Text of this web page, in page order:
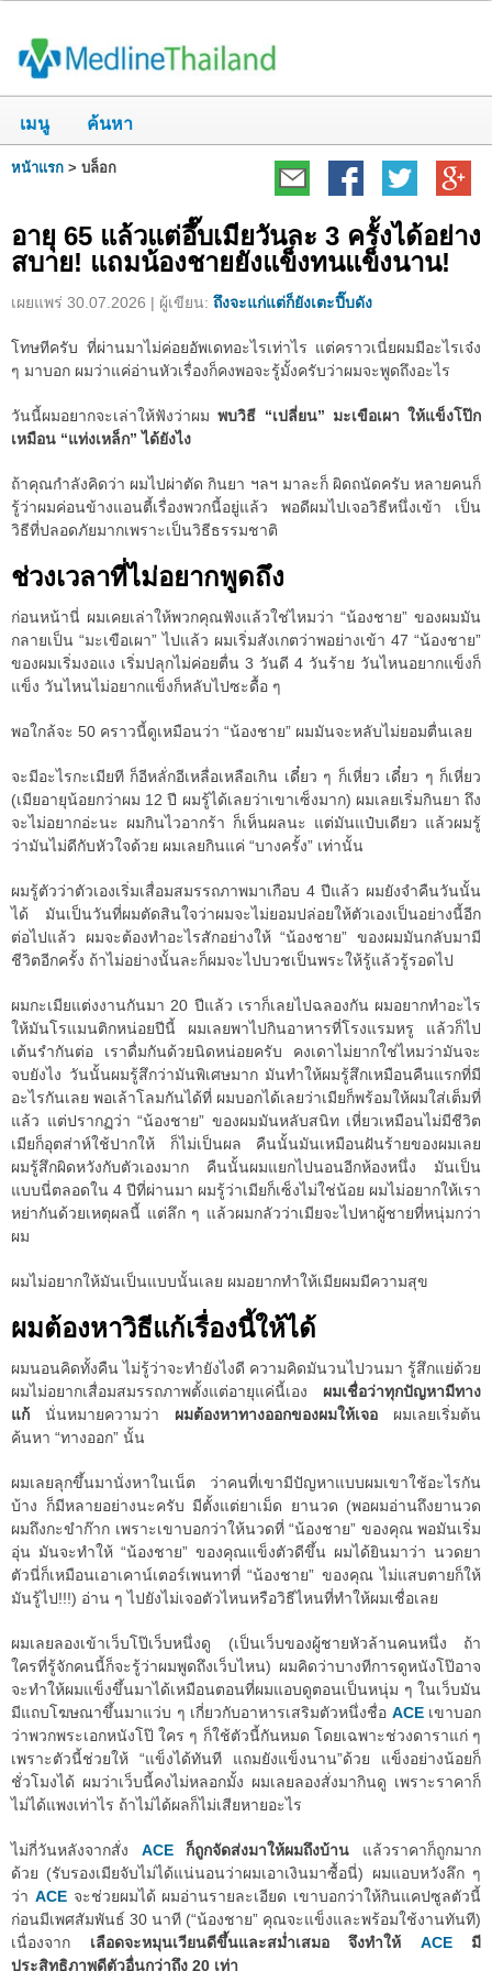
เมนู ค้นหา
หน้าแรก > บล็อก
อายุ 65 แล้วแต่อึ๊บเมียวันละ 3 ครั้งได้อย่าง
สบาย! แถมน้องชายยังแข็งทนแข็งนาน!
เผยแพร่ 30.07.2026 | ผู้เขียน: ถึงจะแก่แต่ก็ยังเตะปี๊บดัง
โทษทีครับ ที่ผ่านมาไม่ค่อยอัพเดทอะไรเท่าไร แต่คราวเนี่ยผมมีอะไรเจ๋ง
ๆ มาบอก ผมว่าแค่อ่านหัวเรื่องก็คงพอจะรู้มั้งครับว่าผมจะพูดถึงอะไร
วันนี้ผมอยากจะเล่าให้ฟังว่าผมพบวิธี “เปลี่ยน” มะเขือเผา ให้แข็งโป๊ก
เหมือน “แท่งเหล็ก” ได้ยังไง
ถ้าคุณกำลังคิดว่า ผมไปผ่าตัด กินยา ฯลฯ มาละก็ ผิดถนัดครับ หลายคนก็
รู้ว่าผมค่อนข้างแอนตี้เรื่องพวกนี้อยู่แล้ว พอดีผมไปเจอวิธีหนึ่งเข้า เป็น
วิธีที่ปลอดภัยมากเพราะเป็นวิธีธรรมชาติ
ช่วงเวลาที่ไม่อยากพูดถึง
ก่อนหน้านี่ ผมเคยเล่าให้พวกคุณฟังแล้วใช่ไหมว่า “น้องชาย” ของผมมัน
กลายเป็น “มะเขือเผา” ไปแล้ว ผมเริ่มสังเกตว่าพอย่างเข้า 47 “น้องชาย”
ของผมเริ่มงอแง เริ่มปลุกไม่ค่อยตื่น 3 วันดี 4 วันร้าย วันไหนอยากแข็งก็
แข็ง วันไหนไม่อยากแข็งก็หลับไปซะดื้อ ๆ
พอใกล้จะ 50 คราวนี้ดูเหมือนว่า “น้องชาย” ผมมันจะหลับไม่ยอมตื่นเลย
จะมีอะไรกะเมียที ก็อีหลั่กอีเหลื่อเหลือเกิน เดี๋ยว ๆ ก็เหี่ยว เดี๋ยว ๆ ก็เหี่ยว
(เมียอายุน้อยกว่าผม 12 ปี ผมรู้ได้เลยว่าเขาเซ็งมาก) ผมเลยเริ่มกินยา ถึง
จะไม่อยากอ่ะนะ ผมกินไวอากร้า ก็เห็นผลนะ แต่มันแป๋บเดียว แล้วผมรู้
ว่ามันไม่ดีกับหัวใจด้วย ผมเลยกินแค่ “บางครั้ง” เท่านั้น
ผมรู้ตัวว่าตัวเองเริ่มเสื่อมสมรรถภาพมาเกือบ 4 ปีแล้ว ผมยังจำคืนวันนั้น
ได้ มันเป็นวันที่ผมตัดสินใจว่าผมจะไม่ยอมปล่อยให้ตัวเองเป็นอย่างนี้อีก
ต่อไปแล้ว ผมจะต้องทำอะไรสักอย่างให้ “น้องชาย” ของผมมันกลับมามี
ชีวิตอีกครั้ง ถ้าไม่อย่างนั้นละก็ผมจะไปบวชเป็นพระให้รู้แล้วรู้รอดไป
ผมกะเมียแต่งงานกันมา 20 ปีแล้ว เราก็เลยไปฉลองกัน ผมอยากทำอะไร
ให้มันโรแมนติกหน่อยปีนี้ ผมเลยพาไปกินอาหารที่โรงแรมหรู แล้วก็ไป
เต้นรำกันต่อ เราดื่มกันด้วยนิดหน่อยครับ คงเดาไม่ยากใช่ไหมว่ามันจะ
จบยังไง วันนั้นผมรู้สึกว่ามันพิเศษมาก มันทำให้ผมรู้สึกเหมือนคืนแรกที่มี
อะไรกันเลย พอเล้าโลมกันได้ที่ ผมบอกได้เลยว่าเมียก็พร้อมให้ผมใส่เต็มที่
แล้ว แต่ปรากฏว่า “น้องชาย” ของผมมันหลับสนิท เหี่ยวเหมือนไม่มีชีวิต
เมียก็อุตส่าห์ใช้ปากให้ ก็ไม่เป็นผล คืนนั้นมันเหมือนฝันร้ายของผมเลย
ผมรู้สึกผิดหวังกับตัวเองมาก คืนนั้นผมแยกไปนอนอีกห้องหนึ่ง มันเป็น
แบบนี่ตลอดใน 4 ปีที่ผ่านมา ผมรู้ว่าเมียก็เซ็งไม่ใช่น้อย ผมไม่อยากให้เรา
หย่ากันด้วยเหตุผลนี้ แต่ลึก ๆ แล้วผมกลัวว่าเมียจะไปหาผู้ชายที่หนุ่มกว่า
ผม
ผมไม่อยากให้มันเป็นแบบนั้นเลย ผมอยากทำให้เมียผมมีความสุข
ผมต้องหาวิธีแก้เรื่องนี้ให้ได้
ผมนอนคิดทั้งคืน ไม่รู้ว่าจะทำยังไงดี ความคิดมันวนไปวนมา รู้สึกแย่ด้วย
ผมไม่อยากเสื่อมสมรรถภาพตั้งแต่อายุแค่นี้เอง ผมเชื่อว่าทุกปัญหามีทาง
แก้ นั่นหมายความว่า ผมต้องหาทางออกของผมให้เจอ ผมเลยเริ่มต้น
ค้นหา “ทางออก” นั้น
ผมเลยลุกขึ้นมานั่งหาในเน็ต ว่าคนที่เขามีปัญหาแบบผมเขาใช้อะไรกัน
บ้าง ก็มีหลายอย่างนะครับ มีตั้งแต่ยาเม็ด ยานวด (พอผมอ่านถึงยานวด
ผมถึงกะขำก๊าก เพราะเขาบอกว่าให้นวดที่ “น้องชาย” ของคุณ พอมันเริ่ม
อุ่น มันจะทำให้ “น้องชาย” ของคุณแข็งตัวดีขึ้น ผมได้ยินมาว่า นวดยา
ตัวนี่ก็เหมือนเอาเคาน์เตอร์เพนทาที่ “น้องชาย” ของคุณ ไม่แสบตายก็ให้
มันรู้ไป!!!) อ่าน ๆ ไปยังไม่เจอตัวไหนหรือวิธีไหนที่ทำให้ผมเชื่อเลย
ผมเลยลองเข้าเว็บโป๊เว็บหนึ่งดู (เป็นเว็บของผู้ชายหัวล้านคนหนึ่ง ถ้า
ใครที่รู้จักคนนี้ก็จะรู้ว่าผมพูดถึงเว็บไหน) ผมคิดว่าบางทีการดูหนังโป๊อาจ
จะทำให้ผมแข็งขึ้นมาได้เหมือนตอนที่ผมแอบดูตอนเป็นหนุ่ม ๆ ในเว็บมัน
มีแถบโฆษณาขึ้นมาแว่บ ๆ เกี่ยวกับอาหารเสริมตัวหนึ่งชื่อ ACEเขาบอก
ว่าพวกพระเอกหนังโป๊ ใคร ๆ ก็ใช้ตัวนี้กันหมด โดยเฉพาะช่วงดาราแก่ ๆ
เพราะตัวนี้ช่วยให้ “แข็งได้ทันที แถมยังแข็งนาน”ด้วย แข็งอย่างน้อยก็
ชั่วโมงได้ ผมว่าเว็บนี้คงไม่หลอกมั้ง ผมเลยลองสั่งมากินดู เพราะราคาก็
ไม่ได้แพงเท่าไร ถ้าไม่ได้ผลก็ไม่เสียหายอะไร
ไม่กี่วันหลังจากสั่ง ACE ก็ถูกจัดส่งมาให้ผมถึงบ้าน แล้วราคาก็ถูกมาก
ด้วย (รับรองเมียจับไม่ได้แน่นอนว่าผมเอาเงินมาซื้อนี่) ผมแอบหวังลึก ๆ
ว่า ACEจะช่วยผมได้ ผมอ่านรายละเอียด เขาบอกว่าให้กินแคปซูลตัวนี้
ก่อนมีเพศสัมพันธ์ 30 นาที (“น้องชาย” คุณจะแข็งและพร้อมใช้งานทันที)
เนื่องจาก เลือดจะหมุนเวียนดีขึ้นและสม่ำเสมอ จึงทำให้ ACEมี
ประสิทธิภาพดีตัวอื่นกว่าถึง 20 เท่า